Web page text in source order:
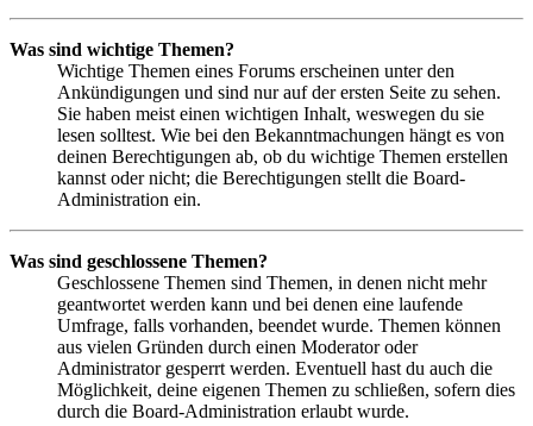
Was sind wichtige Themen?
Wichtige Themen eines Forums erscheinen unter den
Ankündigungen und sind nur auf der ersten Seite zu sehen.
Sie haben meist einen wichtigen Inhalt, weswegen du sie
lesen solltest. Wie bei den Bekanntmachungen hängt es von
deinen Berechtigungen ab, ob du wichtige Themen erstellen
kannst oder nicht; die Berechtigungen stellt die Board-
Administration ein.
Was sind geschlossene Themen?
Geschlossene Themen sind Themen, in denen nicht mehr
geantwortet werden kann und bei denen eine laufende
Umfrage, falls vorhanden, beendet wurde. Themen können
aus vielen Gründen durch einen Moderator oder
Administrator gesperrt werden. Eventuell hast du auch die
Möglichkeit, deine eigenen Themen zu schließen, sofern dies
durch die Board-Administration erlaubt wurde.